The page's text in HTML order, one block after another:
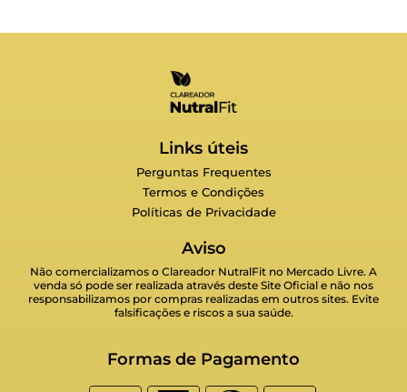
Links úteis
Perguntas Frequentes
Termos e Condições
Políticas de Privacidade
Aviso
Não comercializamos o Clareador NutralFit no Mercado Livre. A
venda só pode ser realizada através deste Site Oficial e não nos
responsabilizamos por compras realizadas em outros sites. Evite
falsificações e riscos a sua saúde.
Formas de Pagamento